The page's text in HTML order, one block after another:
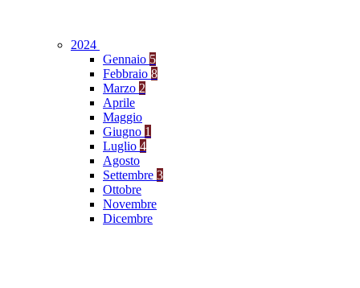
2024
Gennaio 5
Febbraio 8
Marzo 2
Aprile
Maggio
Giugno 1
Luglio 4
Agosto
Settembre 3
Ottobre
Novembre
Dicembre